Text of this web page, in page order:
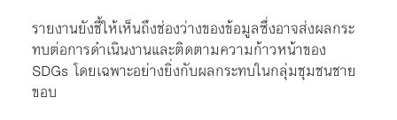
รายงานยังชี้ให้เห็นถึงช่องว่างของข้อมูลซึ่งอาจส่งผลกระ
ทบต่อการดำเนินงานและติดตามความก้าวหน้าของ
SDGs โดยเฉพาะอย่างยิ่งกับผลกระทบในกลุ่มชุมชนชาย
ขอบ